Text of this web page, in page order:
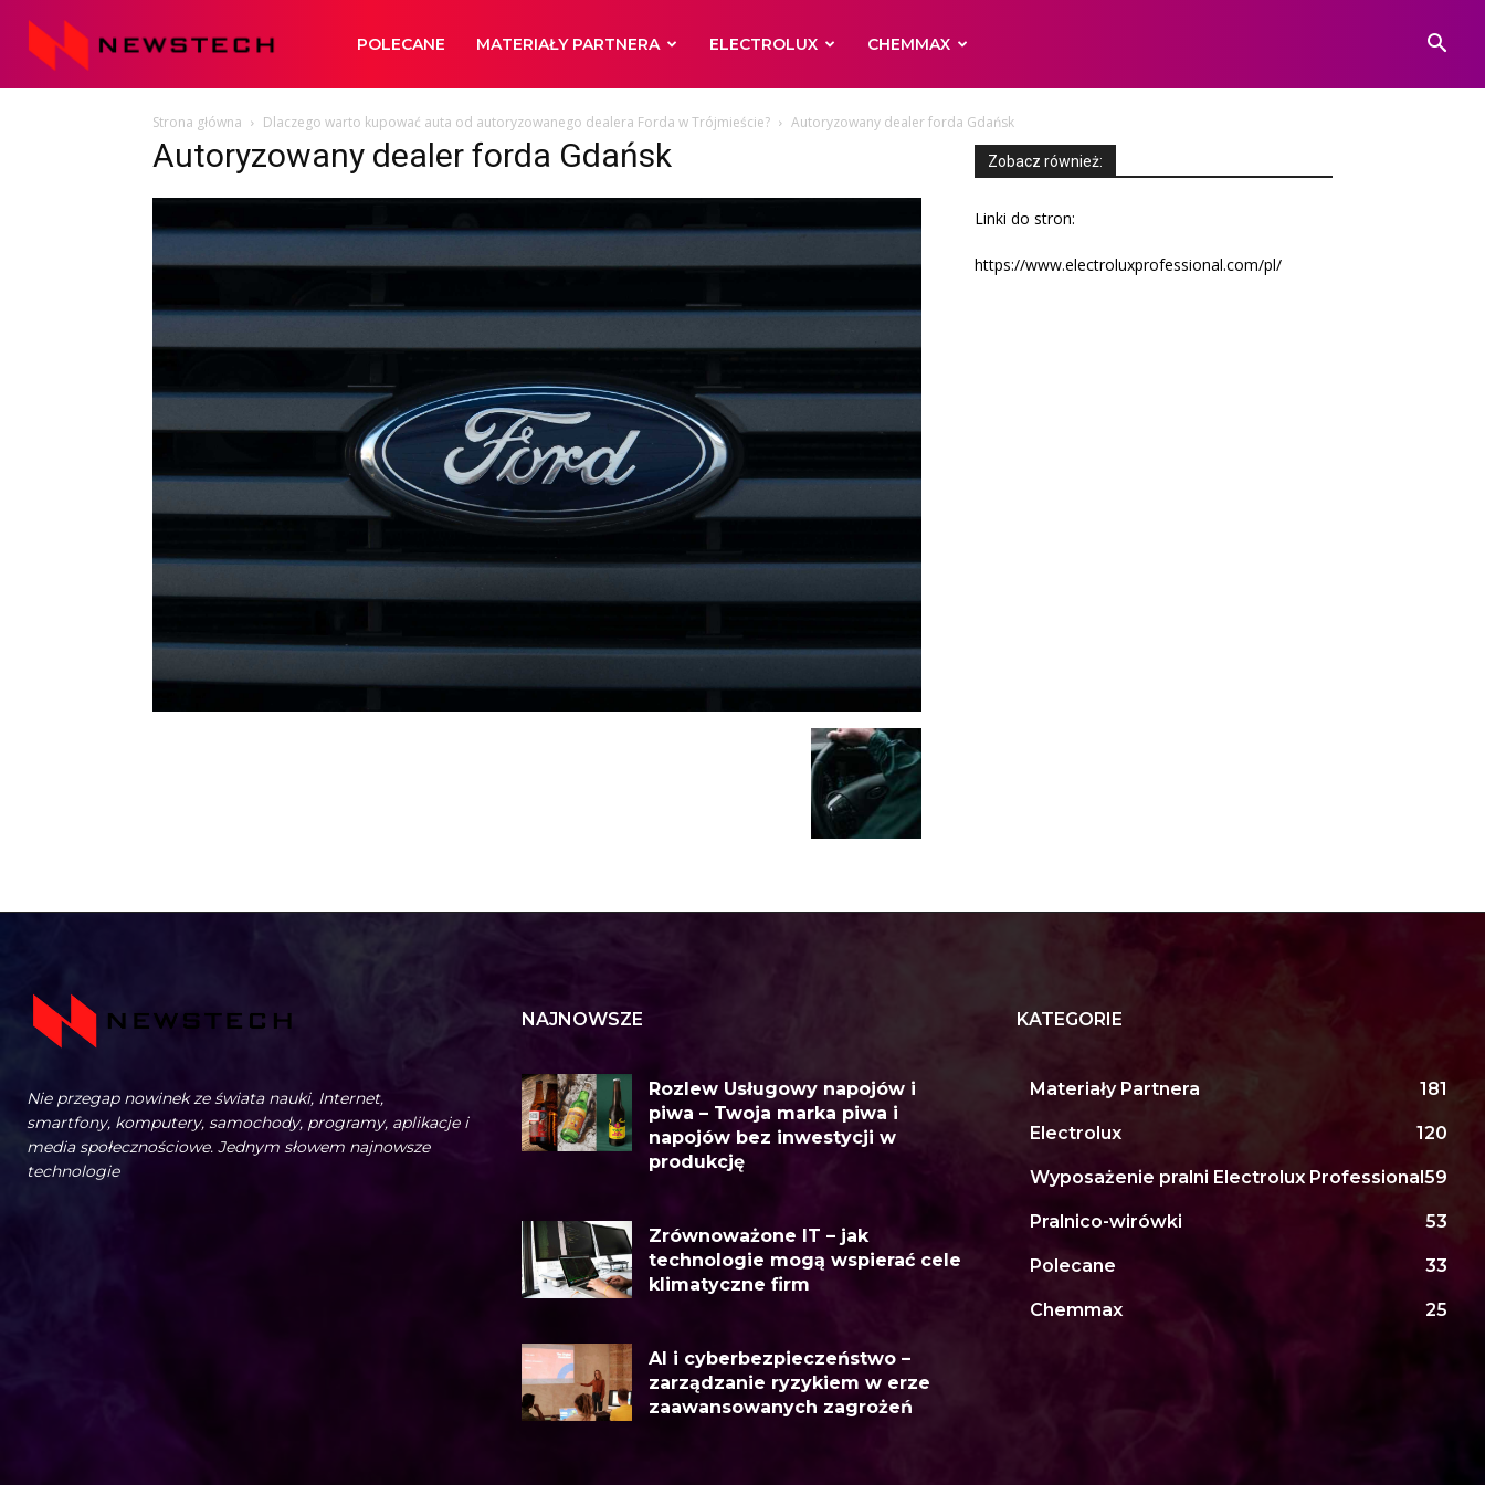
NewstechPOLECANE MATERIAŁY PARTNERA ELECTROLUX CHEMMAX
Strona główna Dlaczego warto kupować auta od autoryzowanego dealera Forda w Trójmieście? Autoryzowany dealer forda Gdańsk
Autoryzowany dealer forda Gdańsk Zobacz również:
Linki do stron:
https://www.electroluxprofessional.com/pl/
Nie przegap nowinek ze świata nauki, Internet,
smartfony, komputery, samochody, programy, aplikacje i
media społecznościowe. Jednym słowem najnowsze
technologie
NAJNOWSZE
Rozlew Usługowy napojów i
piwa – Twoja marka piwa i
napojów bez inwestycji w
produkcję
Zrównoważone IT – jak
technologie mogą wspierać cele
klimatyczne firm
AI i cyberbezpieczeństwo –
zarządzanie ryzykiem w erze
zaawansowanych zagrożeń
KATEGORIE
Materiały Partnera 181
Electrolux 120
Wyposażenie pralni Electrolux Professional59
Pralnico-wirówki 53
Polecane 33
Chemmax 25